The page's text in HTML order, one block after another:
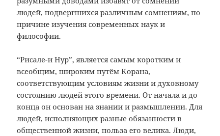
людей, подвергшихся различным сомнениям, по
причине изучения современных наук и
философии.
“Рисале-и Нур”, является самым коротким и
всеобщим, широким путём Корана,
соответствующим условиям жизни и духовному
состоянию людей этого времени. От начала и до
конца он основан на знании и размышлении. Для
людей, исполняющих разные обязанности в
общественной жизни, польза его велика. Люди,